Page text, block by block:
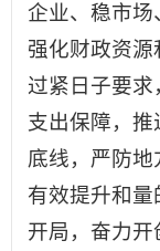
企业、稳市场
强化财政资
过紧日子要
支出保障，推
底线，严防
有效提升和量
开局，奋力